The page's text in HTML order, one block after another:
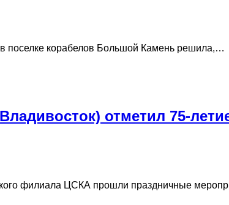
поселке корабелов Большой Камень решила,…
отметил 75-
филиала ЦСКА прошли праздничные